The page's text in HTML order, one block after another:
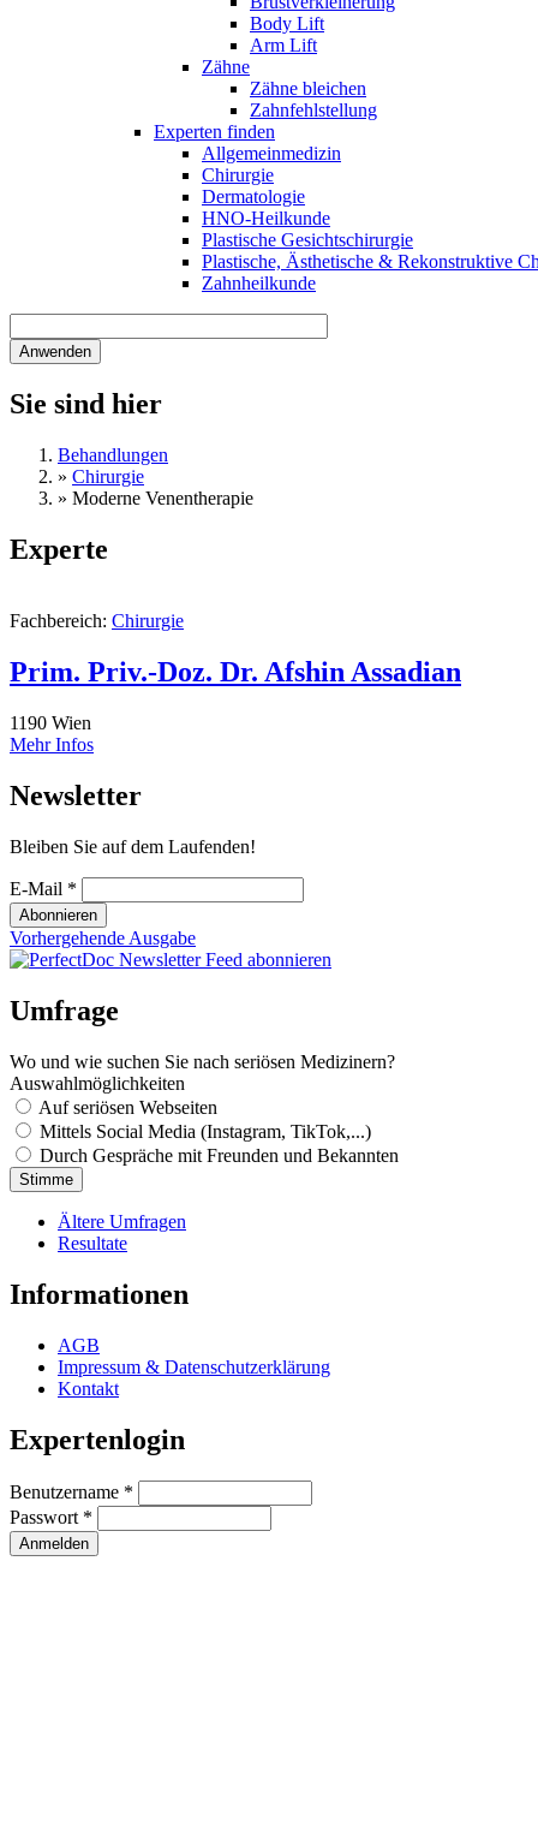
Body Lift
Arm Lift
Zähne
Zähne bleichen
Zahnfehlstellung
Experten finden
Allgemeinmedizin
Chirurgie
Dermatologie
HNO-Heilkunde
Plastische Gesichtschirurgie
Plastische, Ästhetische & Rekonstruktive
Zahnheilkunde
Sie sind hier
Behandlungen
» Chirurgie
» Moderne Venentherapie
Experte
Fachbereich: Chirurgie
Prim. Priv.-Doz. Dr. Afshin Assadian
1190 Wien
Mehr Infos
Newsletter
Bleiben Sie auf dem Laufenden!
E-Mail *
Vorhergehende Ausgabe
Umfrage
Wo und wie suchen Sie nach seriösen Medizinern?
Auswahlmöglichkeiten
Auf seriösen Webseiten
Mittels Social Media (Instagram, TikTok,...)
Durch Gespräche mit Freunden und Bekannten
Ältere Umfragen
Resultate
Informationen
AGB
Impressum & Datenschutzerklärung
Kontakt
Expertenlogin
Benutzername *
Passwort *